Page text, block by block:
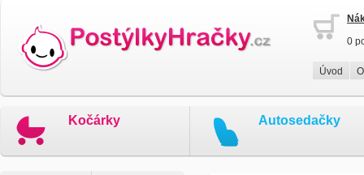
0
Úvod
Kočárky Autosedačky